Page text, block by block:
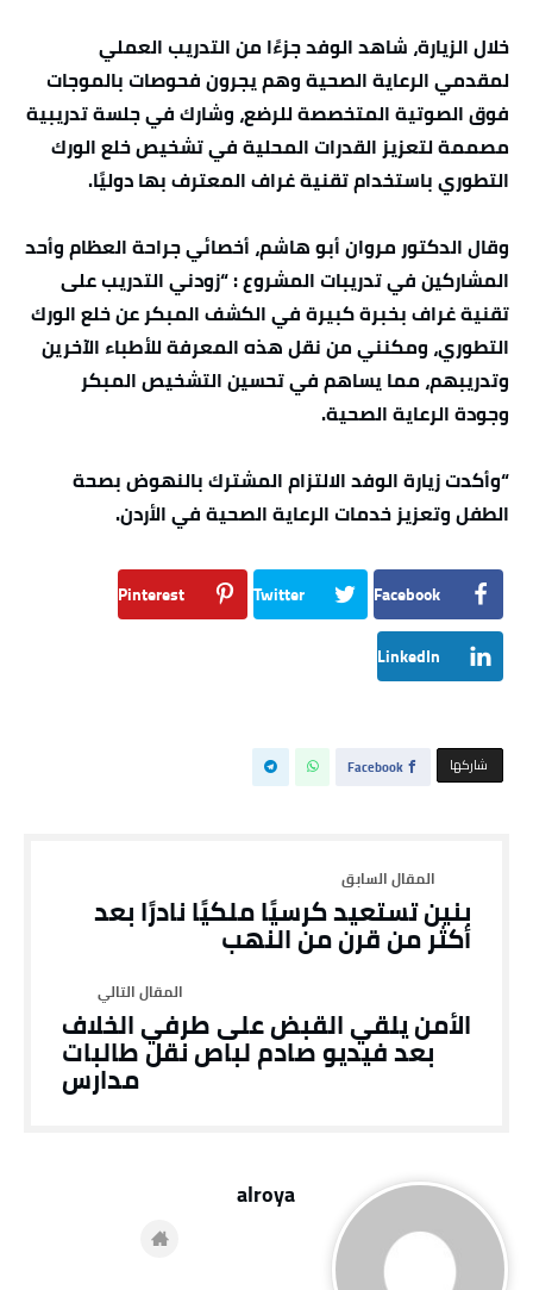
خلال الزيارة، شاهد الوفد جزءًا من التدريب العملي
لمقدمي الرعاية الصحية وهم يجرون فحوصات بالموجات
فوق الصوتية المتخصصة للرضع، وشارك في جلسة تدريبية
مصممة لتعزيز القدرات المحلية في تشخيص خلع الورك
التطوري باستخدام تقنية غراف المعترف بها دوليًا.
وقال الدكتور مروان أبو هاشم، أخصائي جراحة العظام وأحد
المشاركين في تدريبات المشروع : “زودني التدريب على
تقنية غراف بخبرة كبيرة في الكشف المبكر عن خلع الورك
التطوري، ومكنني من نقل هذه المعرفة للأطباء الآخرين
وتدريبهم، مما يساهم في تحسين التشخيص المبكر
وجودة الرعاية الصحية.
“وأكدت زيارة الوفد الالتزام المشترك بالنهوض بصحة
الطفل وتعزيز خدمات الرعاية الصحية في الأردن.
Facebook
Twitter
Pinterest
LinkedIn
‫‫ شاركها‬ Facebook
بنين تستعيد كرسيًا ملكيًا نادرًا بعد
أكثر من قرن من النهب
الأمن يلقي القبض على طرفي الخلاف
بعد فيديو صادم لباص نقل طالبات
مدارس
alroya